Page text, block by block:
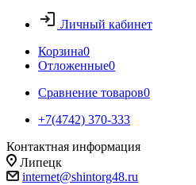
Личный кабинет
Корзина0
Отложенные0
Сравнение товаров0
+7(4742) 370-333
Контактная информация
Липецк
internet@shintorg48.ru